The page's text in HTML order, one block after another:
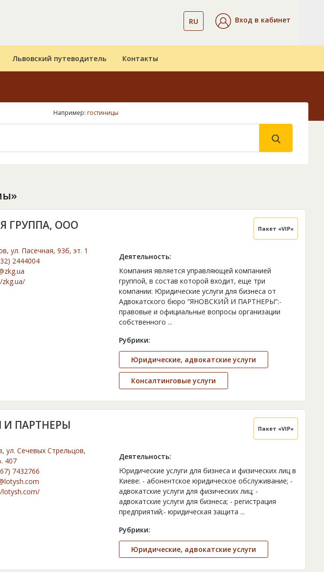
RU Вход в кабинет
Львовский путеводитель Контакты
Например: гостиницы
ГРУППА, ООО Пакет «VIP»
ул. Пасечная, 93б, эт. 1
2444004
Деятельность:
Компания является управляющей компанией
группой, в состав которой входит, еще три
компании: Юридические услуги для бизнеса от
Адвокатского бюро ”ЯНОВСКИЙ И ПАРТНЕРЫ”:-
правовые и официальные вопросы организации
собственного ...
Рубрики:
Юридические, адвокатские услуги
Консалтинговые услуги
ПАРТНЕРЫ Пакет «VIP»
ул. Сечевых Стрельцов,
407
7432766
lotysh.com/
Деятельность:
Юридические услуги для бизнеса и физических лиц в
Киеве: - абонентское юридическое обслуживание; -
адвокатские услуги для физических лиц; -
адвокатские услуги для бизнеса; - регистрация
предприятий;- юридическая защита ...
Рубрики:
Юридические, адвокатские услуги